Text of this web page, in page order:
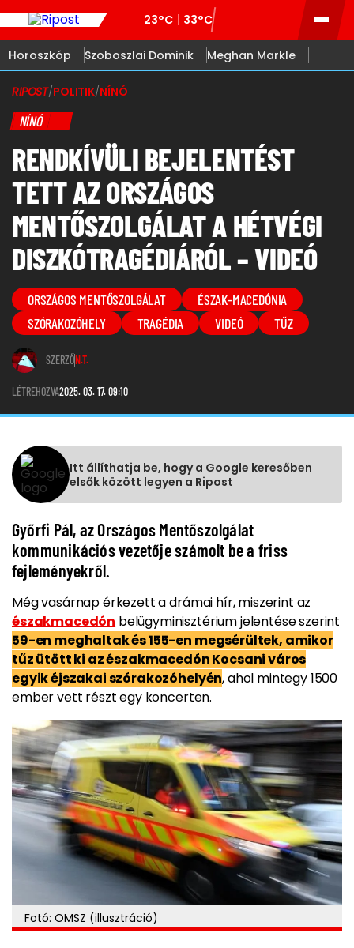
23°C 33°C
Horoszkóp Szoboszlai Dominik Meghan Markle
RIPOST/POLITIK/NÍNÓ
NÍNÓ
RENDKÍVÜLI BEJELENTÉST
TETT AZ ORSZÁGOS
MENTŐSZOLGÁLAT A HÉTVÉGI
DISZKÓTRAGÉDIÁRÓL – VIDEÓ
ORSZÁGOS MENTŐSZOLGÁLAT
ÉSZAK-MACEDÓNIA
SZÓRAKOZÓHELY
TRAGÉDIA VIDEÓ TŰZ
SZERZŐN.T.
LÉTREHOZVA2025. 03. 17. 09:10
Itt állíthatja be, hogy a Google keresőben
elsők között legyen a Ripost
Győrfi Pál, az Országos Mentőszolgálat
kommunikációs vezetője számolt be a friss
fejleményekről.
Még vasárnap érkezett a drámai hír, miszerint az
északmacedón belügyminisztérium jelentése szerint
59-en meghaltak és 155-en megsérültek, amikor
tűz ütött ki az északmacedón Kocsani város
egyik éjszakai szórakozóhelyén, ahol mintegy 1500
ember vett részt egy koncerten.
Fotó: OMSZ (illusztráció)